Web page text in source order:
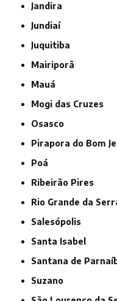
Jandira
Jundiaí
Juquitiba
Mairiporã
Mauá
Mogi das Cruzes
Osasco
Pirapora do Bom
Poá
Ribeirão Pires
Rio Grande da
Salesópolis
Santa Isabel
Santana de
Suzano